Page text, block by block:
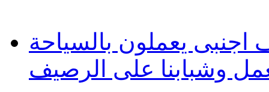
بالغردقة 22 الف اجنبى يعملون بالسياحة